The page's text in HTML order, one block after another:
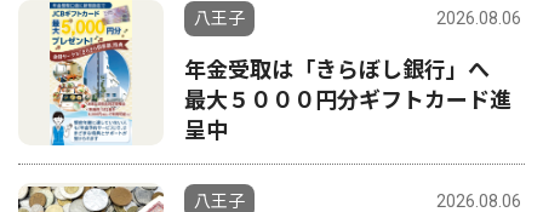
八王子 2026.08.06
年金受取は「きらぼし銀行」へ
最大５０００円分ギフトカード進
呈中
八王子 2026.08.06